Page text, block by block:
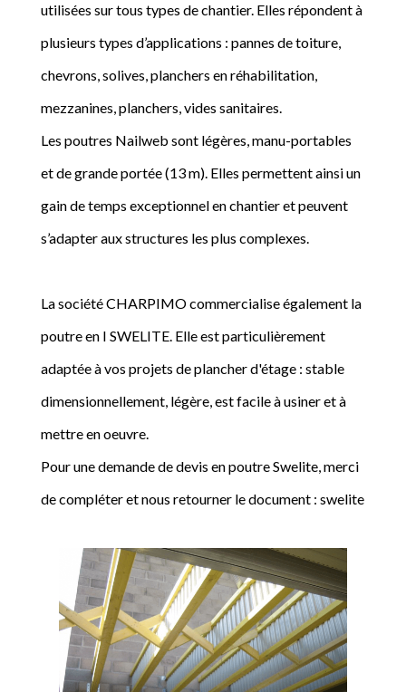
utilisées sur tous types de chantier. Elles répondent à
plusieurs types d’applications : pannes de toiture,
chevrons, solives, planchers en réhabilitation,
mezzanines, planchers, vides sanitaires.
Les poutres Nailweb sont légères, manu-portables
et de grande portée (13 m). Elles permettent ainsi un
gain de temps exceptionnel en chantier et peuvent
s’adapter aux structures les plus complexes.
La société CHARPIMO commercialise également la
poutre en I SWELITE. Elle est particulièrement
adaptée à vos projets de plancher d'étage : stable
dimensionnellement, légère, est facile à usiner et à
mettre en oeuvre.
Pour une demande de devis en poutre Swelite, merci
de compléter et nous retourner le document : swelite